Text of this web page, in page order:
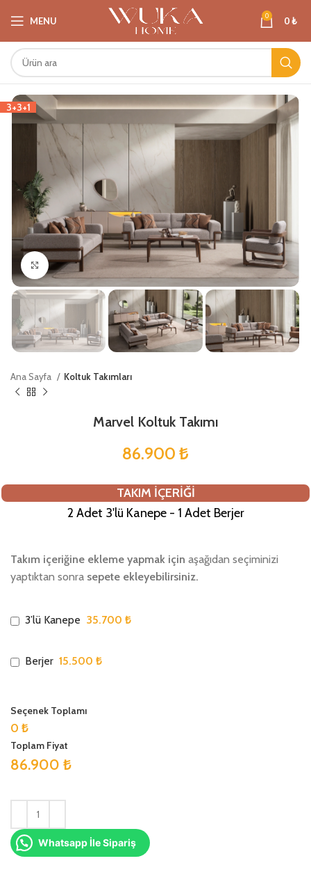
MENU 0 0₺
Büyütmek için tıklayın
3+3+1
Ana Sayfa Koltuk Takımları
Marvel Koltuk Takımı
86.900 ₺
TAKIM İÇERİĞİ
2 Adet 3'lü Kanepe - 1 Adet Berjer
Takım içeriğine ekleme yapmak için aşağıdan seçiminizi
yaptıktan sonra sepete ekleyebilirsiniz.
3’lü Kanepe 35.700 ₺
Berjer 15.500 ₺
Seçenek Toplamı
0 ₺
Toplam Fiyat
86.900 ₺
Whatsapp İle Sipariş